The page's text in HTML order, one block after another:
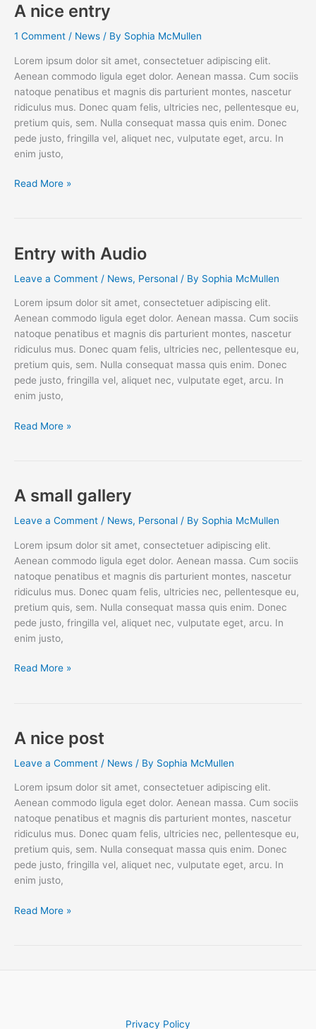
A nice entry
1 Comment / News / By Sophia McMullen
Lorem ipsum dolor sit amet, consectetuer adipiscing elit.
Aenean commodo ligula eget dolor. Aenean massa. Cum sociis
natoque penatibus et magnis dis parturient montes, nascetur
ridiculus mus. Donec quam felis, ultricies nec, pellentesque eu,
pretium quis, sem. Nulla consequat massa quis enim. Donec
pede justo, fringilla vel, aliquet nec, vulputate eget, arcu. In
enim justo,
A
Read More »
Entry with Audio
Leave a Comment / News, Personal / By Sophia McMullen
Lorem ipsum dolor sit amet, consectetuer adipiscing elit.
Aenean commodo ligula eget dolor. Aenean massa. Cum sociis
natoque penatibus et magnis dis parturient montes, nascetur
ridiculus mus. Donec quam felis, ultricies nec, pellentesque eu,
pretium quis, sem. Nulla consequat massa quis enim. Donec
pede justo, fringilla vel, aliquet nec, vulputate eget, arcu. In
enim justo,
Entry
Read More »
A small gallery
Leave a Comment / News, Personal / By Sophia McMullen
Lorem ipsum dolor sit amet, consectetuer adipiscing elit.
Aenean commodo ligula eget dolor. Aenean massa. Cum sociis
natoque penatibus et magnis dis parturient montes, nascetur
ridiculus mus. Donec quam felis, ultricies nec, pellentesque eu,
pretium quis, sem. Nulla consequat massa quis enim. Donec
pede justo, fringilla vel, aliquet nec, vulputate eget, arcu. In
enim justo,
A
Read More »
A nice post
Leave a Comment / News / By Sophia McMullen
Lorem ipsum dolor sit amet, consectetuer adipiscing elit.
Aenean commodo ligula eget dolor. Aenean massa. Cum sociis
natoque penatibus et magnis dis parturient montes, nascetur
ridiculus mus. Donec quam felis, ultricies nec, pellentesque eu,
pretium quis, sem. Nulla consequat massa quis enim. Donec
pede justo, fringilla vel, aliquet nec, vulputate eget, arcu. In
enim justo,
A
Read More »
Privacy Policy